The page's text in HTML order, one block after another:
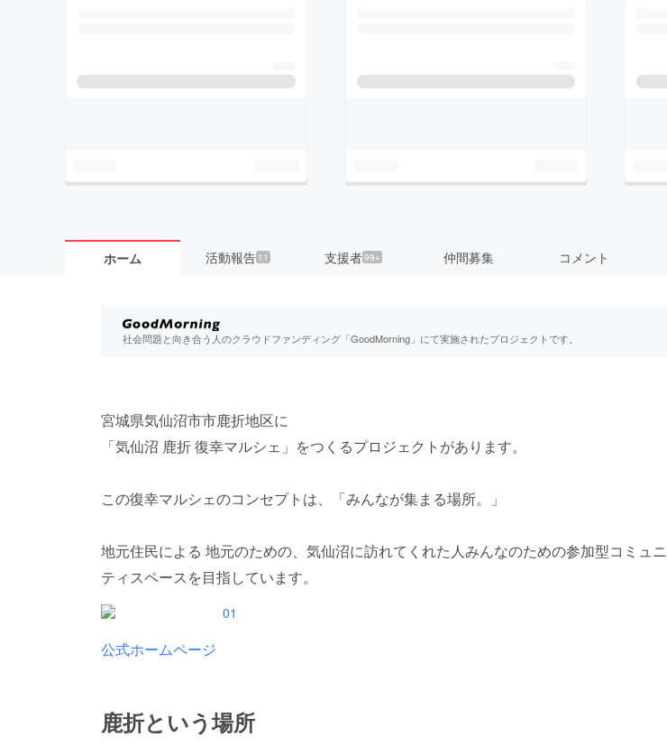
ホーム 活動報告 11 支援者99+ 仲間募集 コメント
社会問題と向き合う人のクラウドファンディング「GoodMorning」にて実施されたプロジェクトです。
宮城県気仙沼市市鹿折地区に
「気仙沼 鹿折 復幸マルシェ」をつくるプロジェクトがあります。
この復幸マルシェのコンセプトは、「みんなが集まる場所。」
地元住民による 地元のための、気仙沼に訪れてくれた人みんなのための参加型コミュニ
ティスペースを目指しています。
公式ホームページ
鹿折という場所